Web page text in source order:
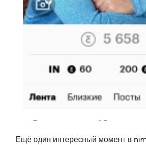
Ещё один интересный момент в